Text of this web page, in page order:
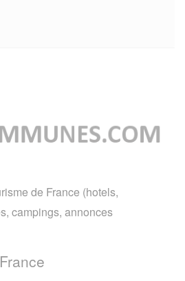
de France (hotels,
campings, annonces